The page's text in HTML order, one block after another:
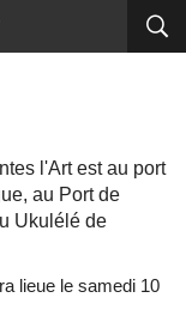
l'Art est au port
au Port de
Ukulélé de
lieue le samedi 10